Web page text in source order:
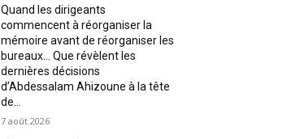
Quand les dirigeants
commencent à réorganiser la
mémoire avant de réorganiser les
bureaux… Que révèlent les
dernières décisions
d’Abdessalam Ahizoune à la tête
de...
7 août 2026